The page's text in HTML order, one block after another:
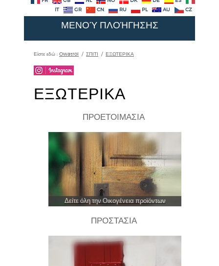
IT
GR CN RU PL AU CZ
ΜΕΝΟΎ ΠΛΟΉΓΗΣΗΣ
Είστε εδώ : Owatrol / ΣΠΙΤΙ / ΕΞΩΤΕΡΙΚΑ
ΕΞΩΤΕΡΙΚΑ
ΠΡΟΕΤΟΙΜΑΣΙΑ
Δείτε όλη την Οικογένεια προϊόντων
ΠΡΟΣΤΑΣΙΑ